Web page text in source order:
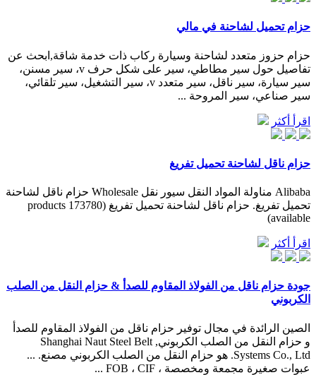
حزام تحميل لشاحنة في مالي
حزام حزوز متعدد لشاحنة وسيارة ركاب ذات خدمة شاقة,ابحث عن
تفاصيل حول سير مطاطي، سير على شكل حرف v، سير مسنن،
سير سيارة، سير ناقل، سير متعدد v، سير التشغيل، سير تلقائي،
سير صناعي، سير المروحة ...
اقرأ أكثر
حزام ناقل لشاحنة تحميل تفريغ
Alibaba مناولة المواد النقل سيور نقل Wholesale حزام ناقل لشاحنة
تحميل تفريغ. حزام ناقل لشاحنة تحميل تفريغ (173780 products
available)
اقرأ أكثر
جودة حزام ناقل من الفولاذ المقاوم للصدأ & حزام النقل من الصلب
الكربوني
الصين الرائدة في مجال توفير حزام ناقل من الفولاذ المقاوم للصدأ
و حزام النقل من الصلب الكربوني, Shanghai Naut Steel Belt
Systems Co., Ltd. هو حزام النقل من الصلب الكربوني مصنع. ...
عبوات صغيرة مجمعة ومخصصة ، FOB ، CIF ...